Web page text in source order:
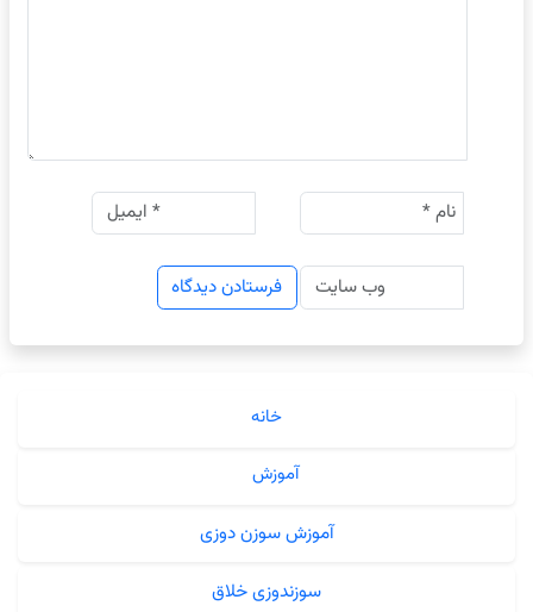
خانه
آموزش
آموزش سوزن دوزی
سوزندوزی خلاق